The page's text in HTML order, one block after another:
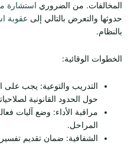
المخالفات. من الضروري استشارة
حدوثها والتعرض بالتالي إلى عقوبة
بالنظام.
الخطوات الوقائية:
التدريب والتوعية: يجب على
حول الحدود القانونية
مراقبة الأداء: وضع آليات
المراحل.
الشفافية: ضمان تقديم